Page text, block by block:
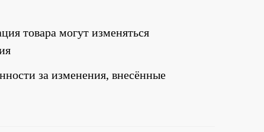
товара могут изменяться
за изменения, внесённые